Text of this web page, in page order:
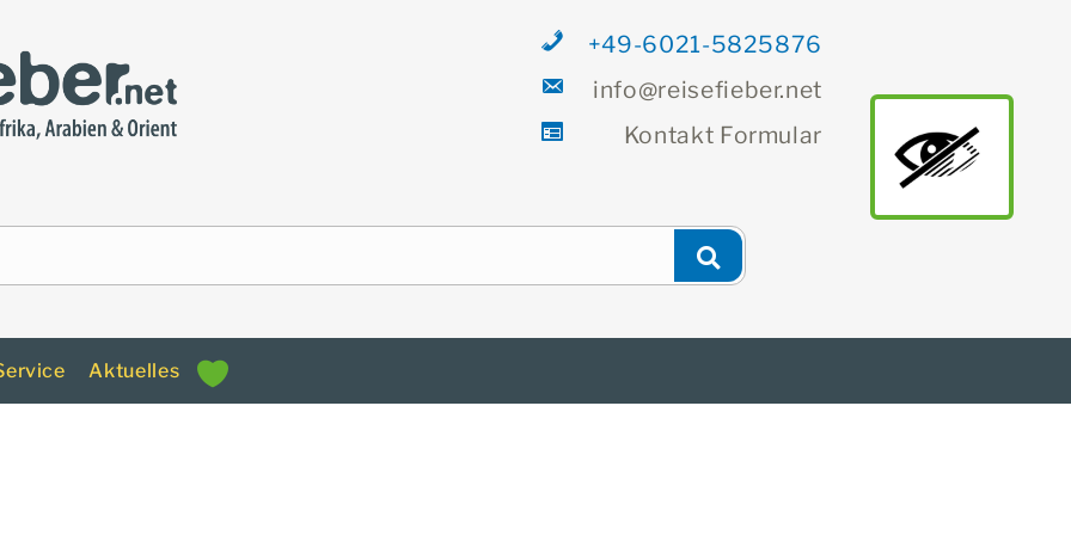
main
+49-6021-5825876
info@reisefieber.net
Kontakt Formular
Suchen
Aktuelles